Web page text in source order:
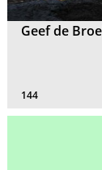
Geef de
144